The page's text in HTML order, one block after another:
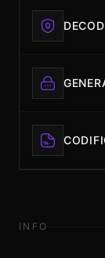
INFO